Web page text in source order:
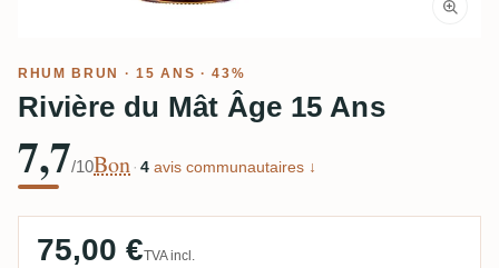
RHUM BRUN · 15 ANS · 43%
Rivière du Mât Âge 15 Ans
7,7/10Bon · 4 avis communautaires ↓
75,00 €TVA incl.